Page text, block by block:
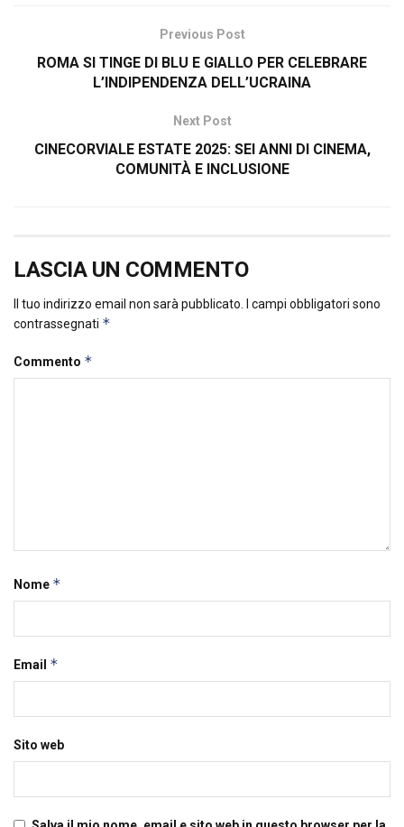
Previous Post
ROMA SI TINGE DI BLU E GIALLO PER CELEBRARE
L’INDIPENDENZA DELL’UCRAINA
Next Post
CINECORVIALE ESTATE 2025: SEI ANNI DI CINEMA,
COMUNITÀ E INCLUSIONE
LASCIA UN COMMENTO
Il tuo indirizzo email non sarà pubblicato.
I campi obbligatori sono
contrassegnati *
Commento *
Nome *
Email *
Sito web